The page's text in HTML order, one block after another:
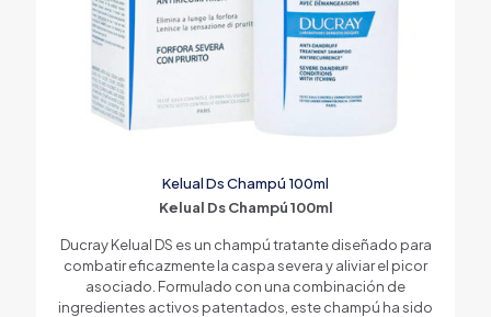
Kelual Ds Champú 100ml
Kelual Ds Champú 100ml
Ducray Kelual DS es un champú tratante diseñado para
combatir eficazmente la caspa severa y aliviar el picor
asociado. Formulado con una combinación de
ingredientes activos patentados, este champú ha sido